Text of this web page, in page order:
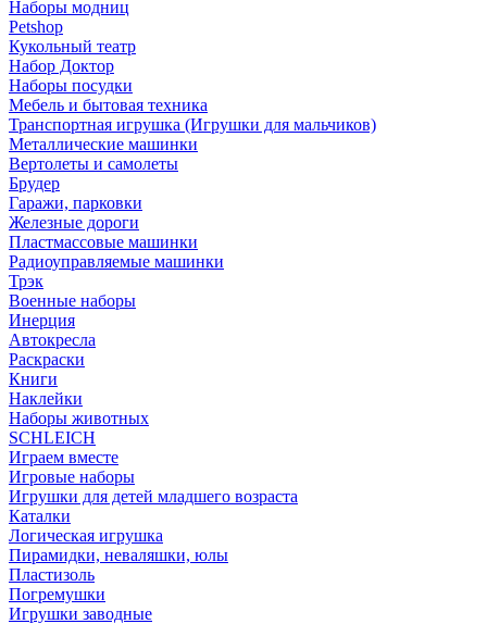
Наборы модниц
Petshop
Кукольный театр
Набор Доктор
Наборы посудки
Мебель и бытовая техника
Транспортная игрушка (Игрушки для мальчиков)
Металлические машинки
Вертолеты и самолеты
Брудер
Гаражи, парковки
Железные дороги
Пластмассовые машинки
Радиоуправляемые машинки
Трэк
Военные наборы
Инерция
Автокресла
Раскраски
Книги
Наклейки
Наборы животных
SCHLEICH
Играем вместе
Игровые наборы
Игрушки для детей младшего возраста
Каталки
Логическая игрушка
Пирамидки, неваляшки, юлы
Пластизоль
Погремушки
Игрушки заводные